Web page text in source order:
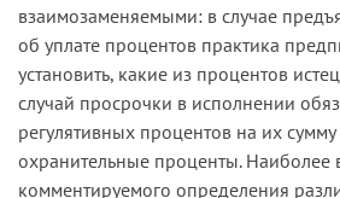
взаимозаменяемыми: в случае
об уплате процентов практика
установить, какие из процентов
случай просрочки в исполнении
регулятивных процентов на их
охранительные проценты. Наиболее
комментируемого определения